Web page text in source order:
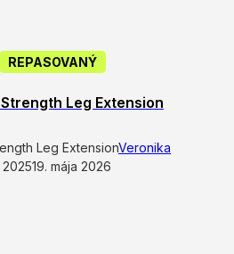
REPASOVANÝ
Leg Extension
Leg ExtensionVeronika
202519. mája 2026